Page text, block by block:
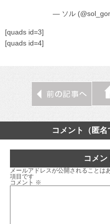
— ソル
[quads id=3]
[quads id=4]
コメント（匿名
コメン
メールアドレスが公開されることは
項目です
コメント ※